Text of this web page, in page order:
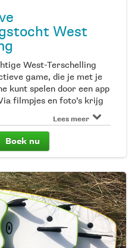
West
West-Terschelling
game, die je met je
kunt spelen door een app
filmpjes en foto’s krijg
Los je deze
je collectibles
kunt vinden. Zijn
van
is voor alle
als stel of met je familie
De game is te boeken
online voor 1 volwassene
tot maximaal 8 personen
iedere deelnemer
te boeken.
Lees meer
Boek nu